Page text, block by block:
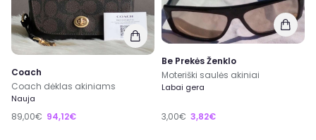
Coach
Coach dėklas akiniams
Nauja
89,00€ 94,12€
Be Prekės Ženklo
Moteriški saulės akiniai
Labai gera
3,00€ 3,82€